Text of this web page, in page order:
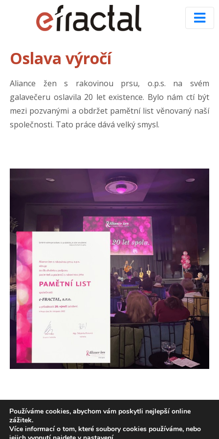
Oslava výročí
Aliance žen s rakovinou prsu, o.p.s. na svém
galavečeru oslavila 20 let existence. Bylo nám ctí být
mezi pozvanými a obdržet pamětní list věnovaný naší
společnosti. Tato práce dává velký smysl.
TeamViewer
Copyright 2026e-FRACTAL s.r.o.All
Používáme cookies, abychom vám poskytli nejlepší online
zážitek.
Více informací o tom, které soubory cookies používáme, nebo